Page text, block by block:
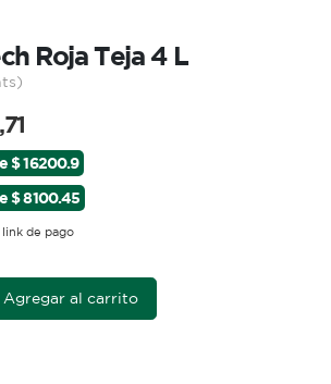
Roja Teja 4 L
$ 16200.9
$ 8100.45
link de pago
Agregar al carrito